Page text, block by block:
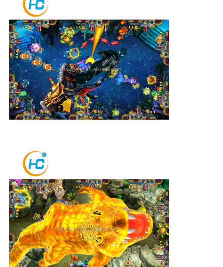
de raad van het groefspel
Vis spelbord
Spelkasten
de lijst van het vissenspel
Slotspelonderdelen
Deeltjes van vis
Spelmachine scherm